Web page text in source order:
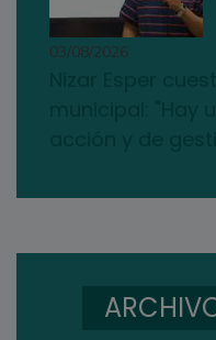
03/08/2026